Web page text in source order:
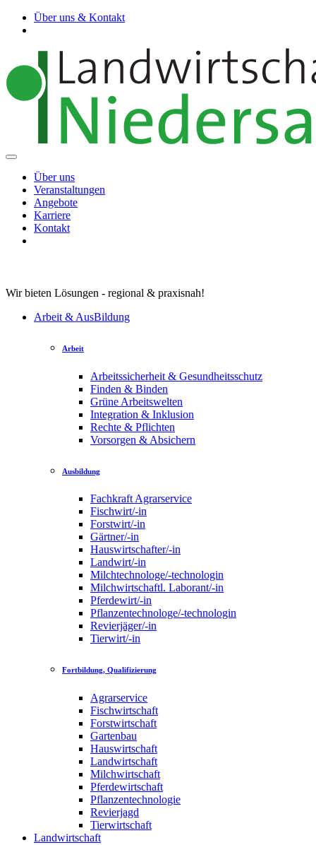
Über uns & Kontakt
Über uns
Veranstaltungen
Angebote
Karriere
Kontakt
Wir bieten Lösungen - regional & praxisnah!
Arbeit & AusBildung
Arbeit
Arbeitssicherheit & Gesundheitsschutz
Finden & Binden
Grüne Arbeitswelten
Integration & Inklusion
Rechte & Pflichten
Vorsorgen & Absichern
Ausbildung
Fachkraft Agrarservice
Fischwirt/-in
Forstwirt/-in
Gärtner/-in
Hauswirtschafter/-in
Landwirt/-in
Milchtechnologe/-technologin
Milchwirtschaftl. Laborant/-in
Pferdewirt/-in
Pflanzentechnologe/-technologin
Revierjäger/-in
Tierwirt/-in
Fortbildung, Qualifizierung
Agrarservice
Fischwirtschaft
Forstwirtschaft
Gartenbau
Hauswirtschaft
Landwirtschaft
Milchwirtschaft
Pferdewirtschaft
Pflanzentechnologie
Revierjagd
Tierwirtschaft
Landwirtschaft